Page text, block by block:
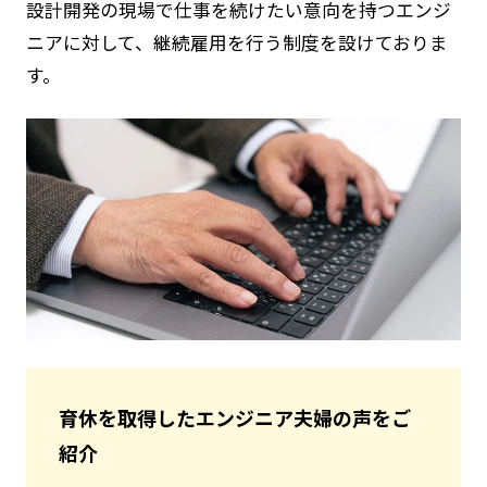
設計開発の現場で仕事を続けたい意向を持つエンジ
ニアに対して、継続雇用を行う制度を設けておりま
す。
育休を取得したエンジニア夫婦の声をご
紹介